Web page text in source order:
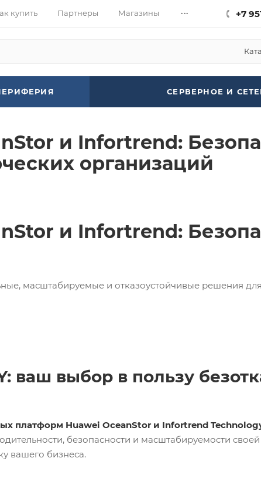
купить Партнеры Магазины ... +7
СЕРВЕРНОЕ И
и Infortrend:
организаций
и Infortrend:
масштабируемые и отказоустойчивые решения
выбор в пользу
платформ Huawei OceanStor и Infortrend
безопасности и масштабируемости
вашего бизнеса.